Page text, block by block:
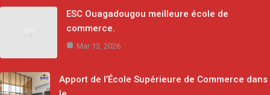
ESC Ouagadougou meilleure école de
commerce.
Mar 13, 2026
Apport de l’École Supérieure de Commerce dans